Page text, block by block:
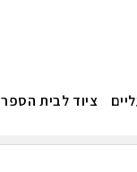
ציוד לבית הספר